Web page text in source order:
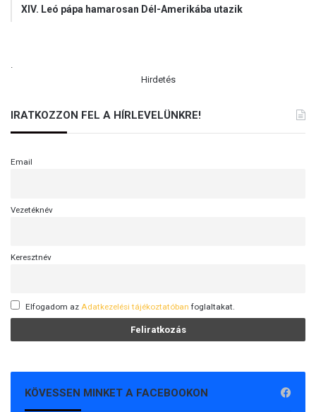
XIV. Leó pápa hamarosan Dél-Amerikába utazik
.
Hirdetés
IRATKOZZON FEL A HÍRLEVELÜNKRE!
Email
Vezetéknév
Keresztnév
Elfogadom az Adatkezelési tájékoztatóban foglaltakat.
KÖVESSEN MINKET A FACEBOOKON